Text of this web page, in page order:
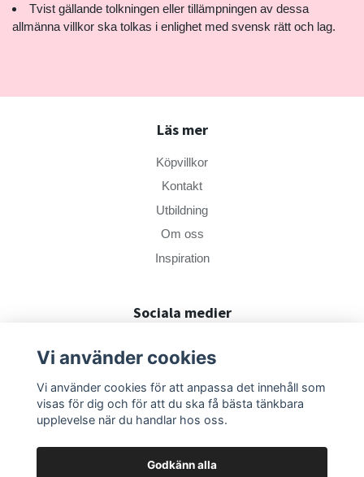
Tvist gällande tolkningen eller tillämpningen av dessa
allmänna villkor ska tolkas i enlighet med svensk rätt och lag.
Läs mer
Köpvillkor
Kontakt
Utbildning
Om oss
Inspiration
Sociala medier
Vi använder cookies
Vi använder cookies för att anpassa det innehåll som
visas för dig och för att du ska få bästa tänkbara
upplevelse när du handlar hos oss.
Godkänn alla